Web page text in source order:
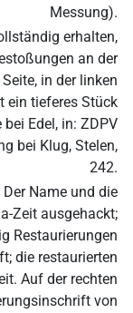
Messung).
erhalten,
an der
in der linken
ein tieferes Stück
Edel, in: ZDPV
bei Klug, Stelen,
242.
Name und die
Zeit ausgehackt;
Restaurierungen
die restaurierten
Auf der rechten
von